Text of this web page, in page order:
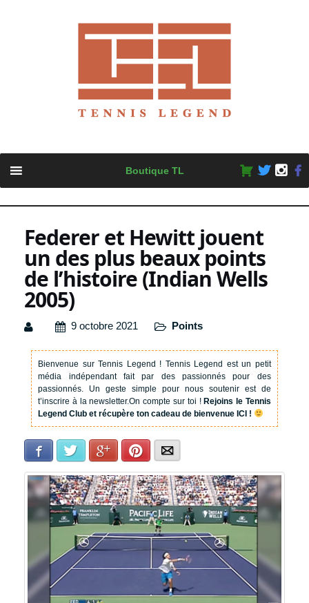
content
Boutique TL
Federer et Hewitt jouent
un des plus beaux points
de l’histoire (Indian Wells
2005)
9 octobre 2021 Points
Bienvenue sur Tennis Legend ! Tennis Legend est un petit
média indépendant fait par des passionnés pour des
passionnés. Un geste simple pour nous soutenir est de
t’inscrire à la newsletter.On compte sur toi !Rejoins le Tennis
Legend Club et récupère ton cadeau de bienvenue ICI !
Facebook Twitter Google+Pinterest